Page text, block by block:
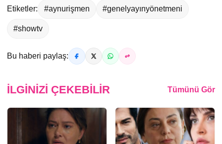
Etiketler: #aynurişmen #genelyayınyönetmeni
#showtv
Bu haberi paylaş:
İLGINIZI ÇEKEBILIR Tümünü Gör